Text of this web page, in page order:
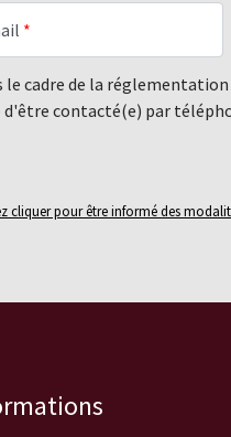
*
le cadre de la
d'être contacté(e) par
cliquer pour être informé des